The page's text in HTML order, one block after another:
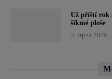
Už příští rok
šikmé ploše
3. srpna 2026